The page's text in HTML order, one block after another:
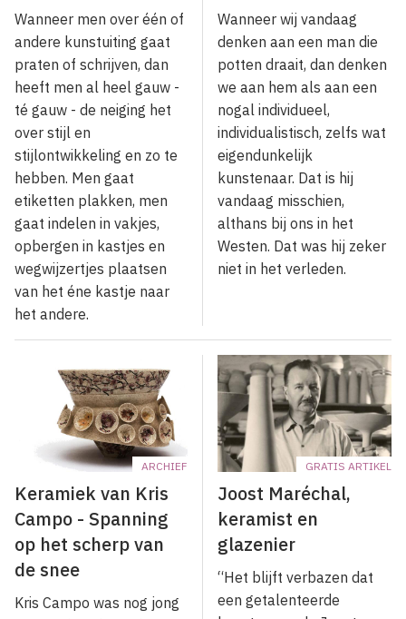
Wanneer men over één of
andere kunstuiting gaat
praten of schrijven, dan
heeft men al heel gauw -
té gauw - de neiging het
over stijl en
stijlontwikkeling en zo te
hebben. Men gaat
etiketten plakken, men
gaat indelen in vakjes,
opbergen in kastjes en
wegwijzertjes plaatsen
van het éne kastje naar
het andere.
Wanneer wij vandaag
denken aan een man die
potten draait, dan denken
we aan hem als aan een
nogal individueel,
individualistisch, zelfs wat
eigendunkelijk
kunstenaar. Dat is hij
vandaag misschien,
althans bij ons in het
Westen. Dat was hij zeker
niet in het verleden.
ARCHIEF
Keramiek van Kris
Campo - Spanning
op het scherp van
de snee
Kris Campo was nog jong
GRATIS ARTIKEL
Joost Maréchal,
keramist en
glazenier
“Het blijft verbazen dat
een getalenteerde